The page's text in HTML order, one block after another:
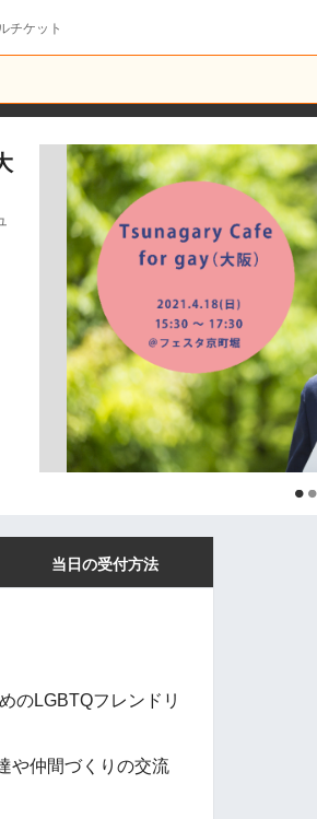
チケット
当日の受付方法
のLGBTQフレンドリ
や仲間づくりの交流